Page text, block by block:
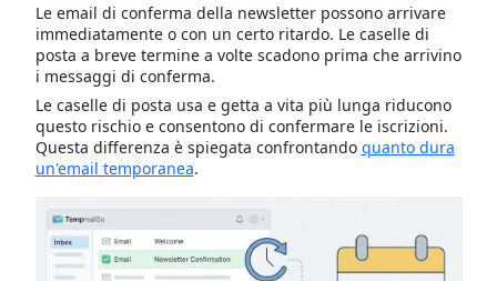
Le email di conferma della newsletter possono arrivare
immediatamente o con un certo ritardo. Le caselle di
posta a breve termine a volte scadono prima che arrivino
i messaggi di conferma.
Le caselle di posta usa e getta a vita più lunga riducono
questo rischio e consentono di confermare le iscrizioni.
Questa differenza è spiegata confrontando quanto dura
un'email temporanea.